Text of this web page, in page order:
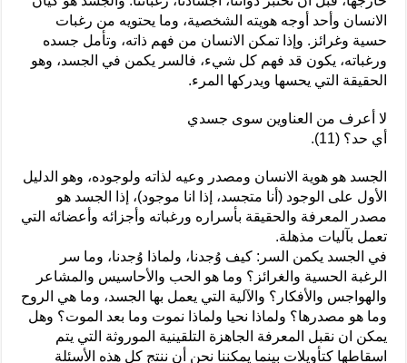
الانسان وأحد أوجه هويته الشخصية، وما يحتويه من رغبات
حسية وغرائز. وإذا تمكن الانسان من فهم ذاته، وتأمل جسده
ورغباته، يكون قد فهم كل شيء، فالسر يكمن في الجسد، وهو
الحقيقة التي يحسها ويدركها المرء.
لا أعرف من العناوين سوى جسدي
أي حد؟ (11).
الجسد هو هوية الانسان ومصدر وعيه لذاته ولوجوده، وهو الدليل
الأول على الوجود (أنا متجسد، إذا انا موجود)، إذا الجسد هو
مصدر المعرفة والحقيقة بأسراره ورغباته وأجزائه وأعضائه التي
تعمل بآليات مذهلة.
في الجسد يكمن السر: كيف وُجدنا، ولماذا وُجدنا، وما سر
الرغبة الحسية والغرائز؟ وما هو الحب والأحاسيس والمشاعر
والهواجس والأفكار؟ والآلية التي يعمل بها الجسد، وما هي الروح
وما هو مصدرها؟ ولماذا نحيا ولماذا نموت وما بعد الموت؟ وهل
يمكن ان نقبل المعرفة الجاهزة التلقينية الموروثة التي يتم
اسقاطها كتأويلات بينما يمكننا نحن أن ننتج كل هذه الأسئلة